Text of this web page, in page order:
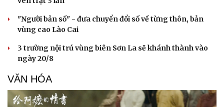
"Người bản số" - đưa chuyển đổi số về từng thôn, bản
vùng cao Lào Cai
3 trường nội trú vùng biên Sơn La sẽ khánh thành vào
ngày 20/8
VĂN HÓA